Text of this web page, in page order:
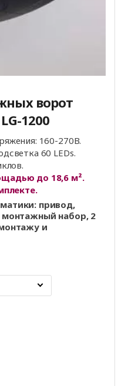
ворот
1200
160-270В.
60 LEDs.
до 18,6 м².
привод,
монтажный набор, 2
и